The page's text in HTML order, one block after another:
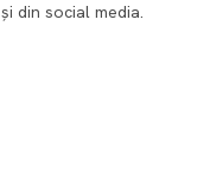
și din social media.